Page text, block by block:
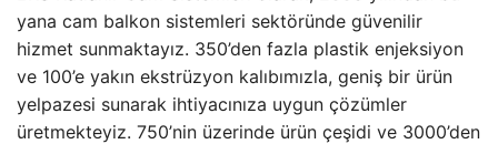
yana cam balkon sistemleri sektöründe güvenilir
hizmet sunmaktayız. 350’den fazla plastik enjeksiyon
ve 100’e yakın ekstrüzyon kalıbımızla, geniş bir ürün
yelpazesi sunarak ihtiyacınıza uygun çözümler
üretmekteyiz. 750’nin üzerinde ürün çeşidi ve 3000’den